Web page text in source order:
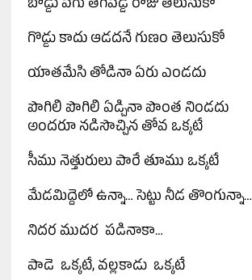
బొడ్డు పేగు తెగిపడ్డ రోజు తలుసుకో
గొడ్డు కాదు ఆడదనే గుణం తెలుసుకో
యాతమేసి తోడినా ఏరు ఎండదు
పొగిలి పొగిలి ఏడ్చినా పొంత నిండదు
అందరూ నడిసొచ్చిన తోవ ఒక్కటే
సీము నెత్తురులు పారే తూము ఒక్కటే
మేడమిద్దెలో ఉన్నా… సెట్టు నీడ తొంగున్నా…
నిదర ముదర పడినాకా…
పాడె ఒక్కటే, వల్లకాడు ఒక్కటే